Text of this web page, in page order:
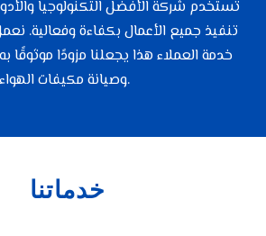
تستخدم شركة الأفضل التكنولوجيا
تنفيذ جميع الأعمال بكفاءة وفعالية.
خدمة العملاء هذا يجعلنا مزودًا
وصيانة مكيفات الهواء.
خدماتنا